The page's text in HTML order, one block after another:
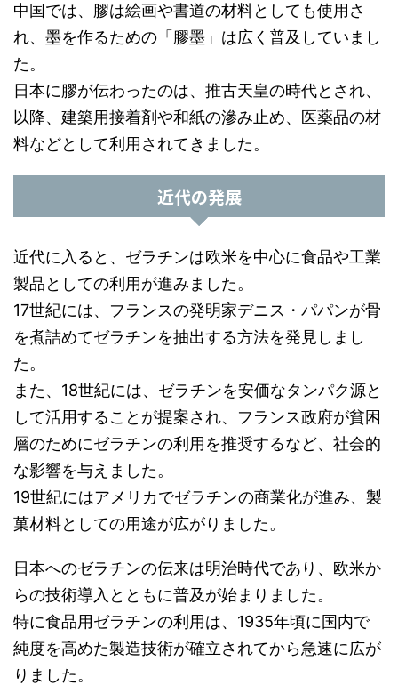
中国では、膠は絵画や書道の材料としても使用さ
れ、墨を作るための「膠墨」は広く普及していまし
た。
日本に膠が伝わったのは、推古天皇の時代とされ、
以降、建築用接着剤や和紙の滲み止め、医薬品の材
料などとして利用されてきました。
近代の発展
近代に入ると、ゼラチンは欧米を中心に食品や工業
製品としての利用が進みました。
17世紀には、フランスの発明家デニス・パパンが骨
を煮詰めてゼラチンを抽出する方法を発見しまし
た。
また、18世紀には、ゼラチンを安価なタンパク源と
して活用することが提案され、フランス政府が貧困
層のためにゼラチンの利用を推奨するなど、社会的
な影響を与えました。
19世紀にはアメリカでゼラチンの商業化が進み、製
菓材料としての用途が広がりました。
日本へのゼラチンの伝来は明治時代であり、欧米か
らの技術導入とともに普及が始まりました。
特に食品用ゼラチンの利用は、1935年頃に国内で
純度を高めた製造技術が確立されてから急速に広が
りました。